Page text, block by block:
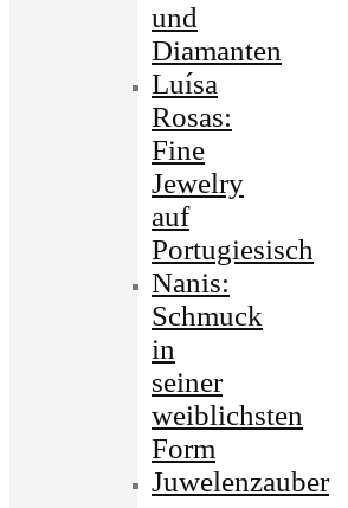
und
Diamanten
Luísa
Rosas:
Fine
Jewelry
auf
Portugiesisch
Nanis:
Schmuck
in
seiner
weiblichsten
Form
Juwelenzauber